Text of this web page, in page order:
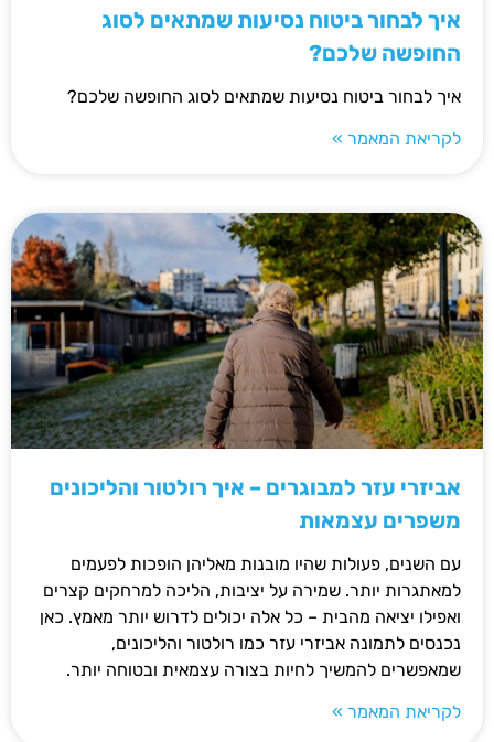
איך לבחור ביטוח נסיעות שמתאים לסוג
החופשה שלכם?
איך לבחור ביטוח נסיעות שמתאים לסוג החופשה שלכם?
לקריאת המאמר »
אביזרי עזר למבוגרים – איך רולטור והליכונים
משפרים עצמאות
עם השנים, פעולות שהיו מובנות מאליהן הופכות לפעמים
למאתגרות יותר. שמירה על יציבות, הליכה למרחקים קצרים
ואפילו יציאה מהבית – כל אלה יכולים לדרוש יותר מאמץ. כאן
נכנסים לתמונה אביזרי עזר כמו רולטור והליכונים,
שמאפשרים להמשיך לחיות בצורה עצמאית ובטוחה יותר.
לקריאת המאמר »